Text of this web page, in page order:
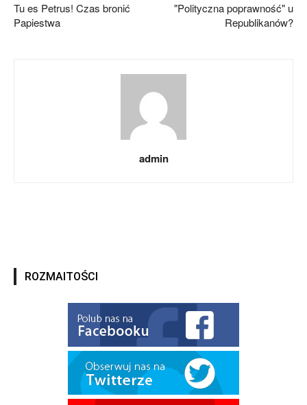
Tu es Petrus! Czas bronić
Papiestwa
"Polityczna poprawność" u
Republikanów?
admin
ROZMAITOŚCI